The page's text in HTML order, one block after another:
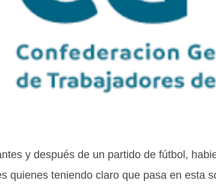
y después de un partido de fútbol,
quienes teniendo claro que pasa en esta